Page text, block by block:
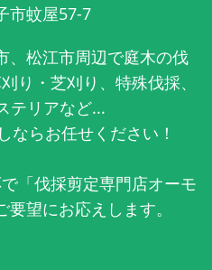
市蚊屋57-7
、松江市周辺で庭木の伐
り・芝刈り、特殊伐採、
テリアなど...
ならお任せください！
「伐採剪定専門店オーモ
望にお応えします。